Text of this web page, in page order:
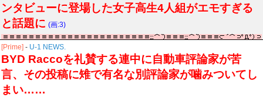
ンタビューに登場した女子高生4人組がエモすぎる
と話題に (画:3)
[Prime] - U-1 NEWS.
BYD Raccoを礼賛する連中に自動車評論家が苦
言、その投稿に雉で有名な別評論家が噛みついてし
まい……